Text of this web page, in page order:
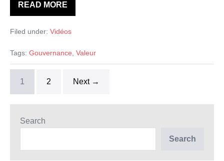
READ MORE
Le
concept
valeur
gouvernance
d’entreprise:
ou
Filed under: Vidéos
Tags: Gouvernance, Valeur
1 2 Next →
Search
Search